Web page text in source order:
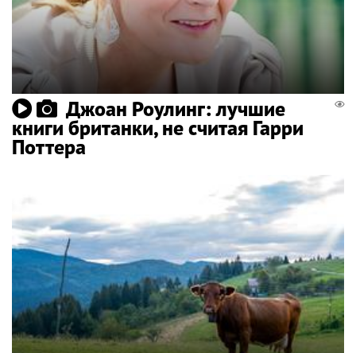
Джоан Роулинг: лучшие
книги британки, не считая Гарри
Поттера